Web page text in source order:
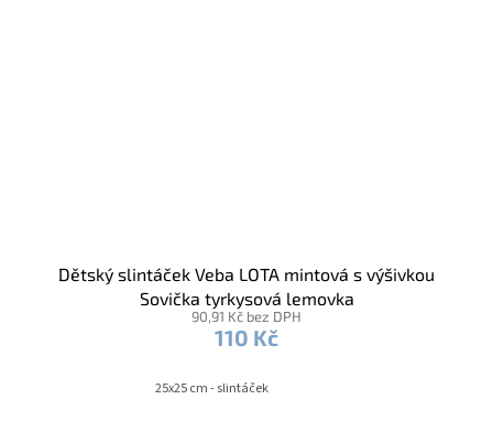
Dětský slintáček Veba LOTA mintová s výšivkou
Sovička tyrkysová lemovka
90,91 Kč bez DPH
110 Kč
25x25 cm - slintáček